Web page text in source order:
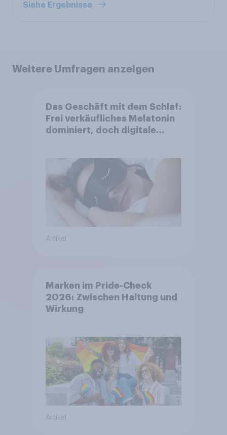
Siehe Ergebnisse
Weitere Umfragen anzeigen
Das Geschäft mit dem Schlaf:
Frei verkäufliches Melatonin
dominiert, doch digitale
Artikel
Marken im Pride-Check
2026: Zwischen Haltung und
Wirkung
Artikel